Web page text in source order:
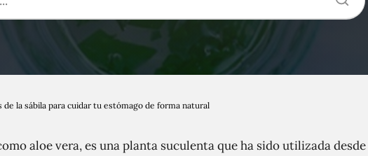
de la sábila para cuidar tu estómago de forma natural
aloe vera, es una planta suculenta que ha sido utilizada